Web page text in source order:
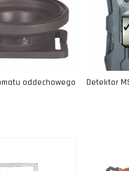
oddechowego
Detektor